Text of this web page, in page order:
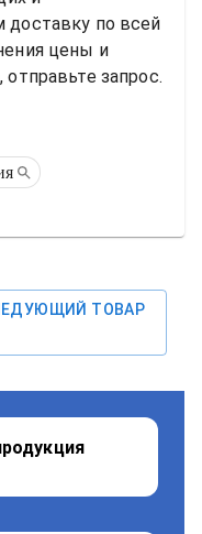
доставку по всей
цены и
запрос.
ТОВАР